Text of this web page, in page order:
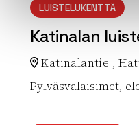
LUISTELUKENTTÄ
Katinalan
Katinalantie ,
Pylväsvalaisimet,